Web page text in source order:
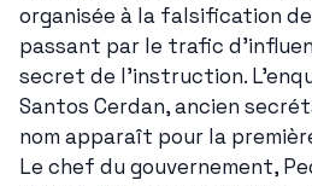
organisée à la falsification
passant par le trafic
secret de l'instruction.
Santos Cerdan, ancien
nom apparaît pour la
Le chef du gouvernement,